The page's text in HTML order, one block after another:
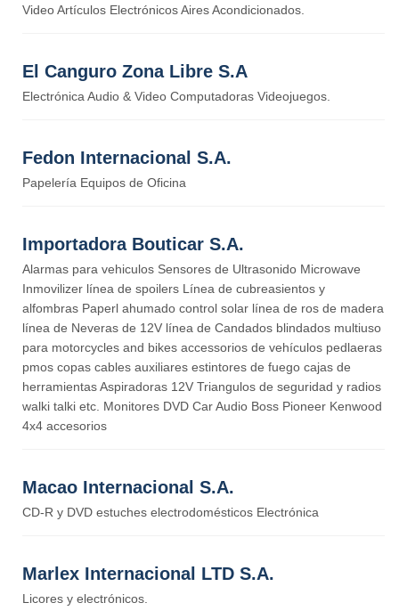
Video Artículos Electrónicos Aires Acondicionados.
El Canguro Zona Libre S.A
Electrónica Audio & Video Computadoras Videojuegos.
Fedon Internacional S.A.
Papelería Equipos de Oficina
Importadora Bouticar S.A.
Alarmas para vehiculos Sensores de Ultrasonido Microwave
Inmovilizer línea de spoilers Línea de cubreasientos y
alfombras Paperl ahumado control solar línea de ros de madera
línea de Neveras de 12V línea de Candados blindados multiuso
para motorcycles and bikes accessorios de vehículos pedlaeras
pmos copas cables auxiliares estintores de fuego cajas de
herramientas Aspiradoras 12V Triangulos de seguridad y radios
walki talki etc. Monitores DVD Car Audio Boss Pioneer Kenwood
4x4 accesorios
Macao Internacional S.A.
CD-R y DVD estuches electrodomésticos Electrónica
Marlex Internacional LTD S.A.
Licores y electrónicos.